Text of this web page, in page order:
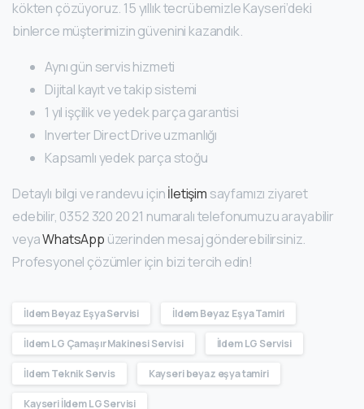
kökten çözüyoruz. 15 yıllık tecrübemizle Kayseri’deki
binlerce müşterimizin güvenini kazandık.
Aynı gün servis hizmeti
Dijital kayıt ve takip sistemi
1 yıl işçilik ve yedek parça garantisi
Inverter Direct Drive uzmanlığı
Kapsamlı yedek parça stoğu
Detaylı bilgi ve randevu içinİletişim sayfamızı ziyaret
edebilir, 0352 320 20 21 numaralı telefonumuzu arayabilir
veyaWhatsApp üzerinden mesaj gönderebilirsiniz.
Profesyonel çözümler için bizi tercih edin!
İldem Beyaz Eşya Servisi İldem Beyaz Eşya Tamiri
İldem LG Çamaşır Makinesi Servisi İldem LG Servisi
İldem Teknik Servis Kayseri beyaz eşya tamiri
Kayseri İldem LG Servisi